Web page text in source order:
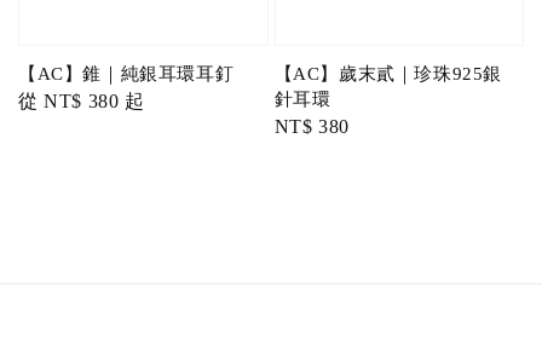
【AC】錐｜純銀耳環耳釘
Regular
從NT$ 380 起
【AC】歲末貳｜珍珠925銀
針耳環
Regular
NT$ 380